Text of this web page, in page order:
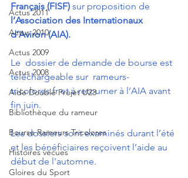
Actus 2011
Actus 2010
Actus 2009
Actus 2008
Aide Double Projet U23
Bibliothèque du rameur
Bourse Rameurs Tricolores
Histoires vécues
Gloires du Sport
Français (FISF) sur proposition de
l’Association des Internationaux
d’Aviron (AIA).
Le  dossier de demande de bourse est
téléchargeable sur rameurs-
tricolores.fr et à retourner à l’AIA avant
fin juin.
Les dossiers sont examinés durant l’été
et les bénéficiaires reçoivent l’aide au
début de l'automne.